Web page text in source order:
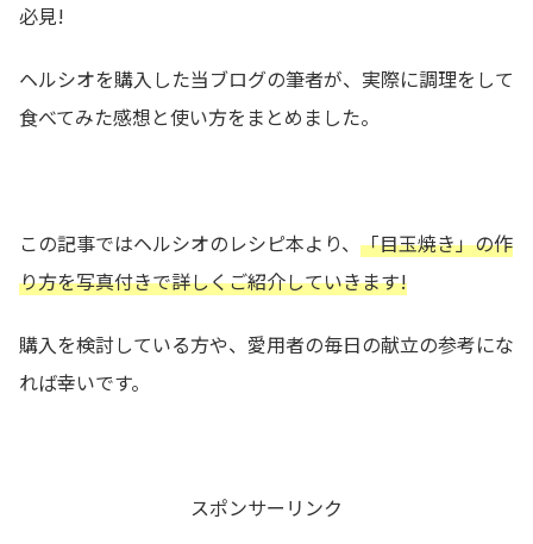
必見!
ヘルシオを購入した当ブログの筆者が、実際に調理をして
食べてみた感想と使い方をまとめました。
この記事ではヘルシオのレシピ本より、 「目玉焼き」の作
り方を写真付きで詳しくご紹介していきます!
購入を検討している方や、愛用者の毎日の献立の参考にな
れば幸いです。
スポンサーリンク